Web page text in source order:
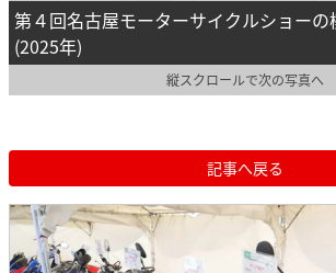
第４回名古屋モーターサイクルショーの
(2025年)
縦スクロールで次の写真へ
記事へ戻る